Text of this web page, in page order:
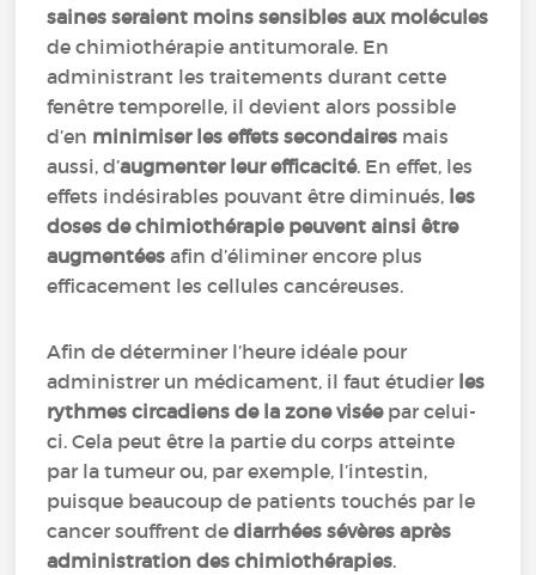
saines seraient moins sensibles aux molécules
de chimiothérapie antitumorale. En
administrant les traitements durant cette
fenêtre temporelle, il devient alors possible
d’en minimiser les effets secondaires mais
aussi, d’augmenter leur efficacité. En effet, les
effets indésirables pouvant être diminués, les
doses de chimiothérapie peuvent ainsi être
augmentées afin d’éliminer encore plus
efficacement les cellules cancéreuses.
Afin de déterminer l’heure idéale pour
administrer un médicament, il faut étudier les
rythmes circadiens de la zone visée par celui-
ci. Cela peut être la partie du corps atteinte
par la tumeur ou, par exemple, l’intestin,
puisque beaucoup de patients touchés par le
cancer souffrent dediarrhées sévères après
administration des chimiothérapies.